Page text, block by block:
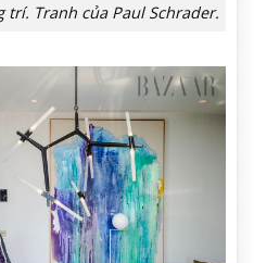
trí. Tranh của Paul Schrader.